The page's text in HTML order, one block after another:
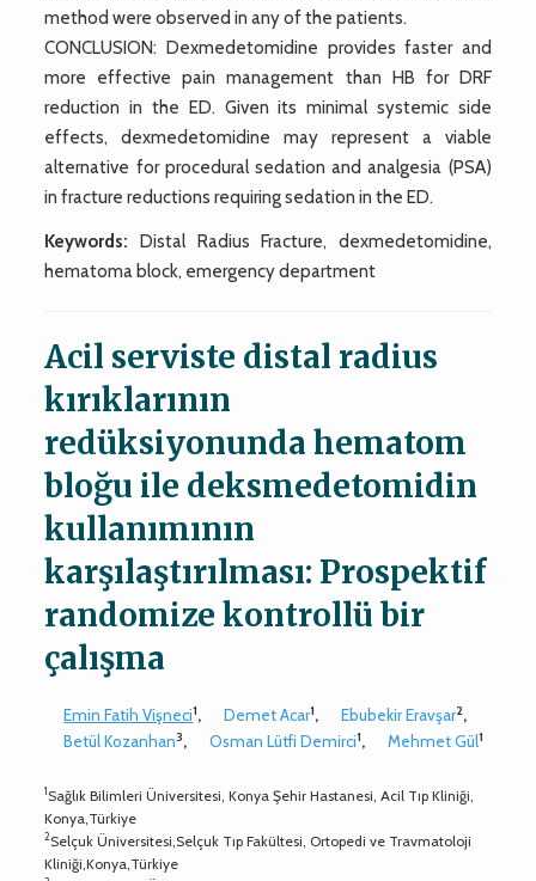
method were observed in any of the patients.
CONCLUSION: Dexmedetomidine provides faster and
more effective pain management than HB for DRF
reduction in the ED. Given its minimal systemic side
effects, dexmedetomidine may represent a viable
alternative for procedural sedation and analgesia (PSA)
in fracture reductions requiring sedation in the ED.
Keywords: Distal Radius Fracture, dexmedetomidine,
hematoma block, emergency department
Acil serviste distal radius
kırıklarının
redüksiyonunda hematom
bloğu ile deksmedetomidin
kullanımının
karşılaştırılması: Prospektif
randomize kontrollü bir
çalışma
Emin Fatih Vişneci1, Demet Acar1, Ebubekir Eravşar2,
Betül Kozanhan3, Osman Lütfi Demirci1, Mehmet Gül1
1Sağlık Bilimleri Üniversitesi, Konya Şehir Hastanesi, Acil Tıp Kliniği,
Konya,Türkiye
2Selçuk Üniversitesi,Selçuk Tıp Fakültesi, Ortopedi ve Travmatoloji
Kliniği,Konya,Türkiye